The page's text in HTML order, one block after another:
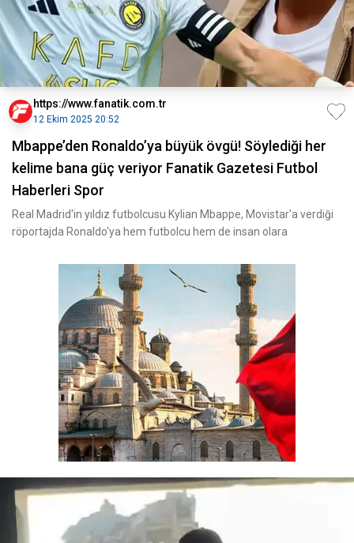
https://www.fanatik.com.tr
12 Ekim 2025 20:52
Mbappe’den Ronaldo’ya büyük övgü! Söylediği her
kelime bana güç veriyor Fanatik Gazetesi Futbol
Haberleri Spor
Real Madrid'in yıldız futbolcusu Kylian Mbappe, Movistar'a verdiği
röportajda Ronaldo'ya hem futbolcu hem de insan olara